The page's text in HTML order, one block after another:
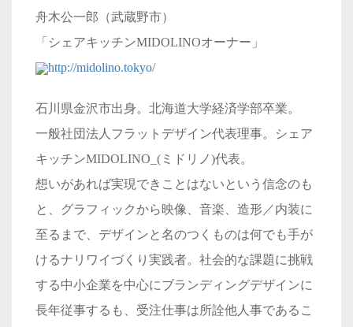
舟木公一郎（武蔵野市）
「シェアキッチンMIDOLINOオーナー」
http://midolino.tokyo/
石川県金沢市出身。北海道大学経済学部卒業。
一般社団法人フラットデザイン代表理事。シェア
キッチンMIDOLINO_(ミドリノ)代表。
想いがあれば実現できことはないという信念のも
と、グラフィックから映像、音楽、造形／内装に
至るまで、デザインと名のつくものは何でも手が
けるナリワイづくり実践者。社会的な課題に挑戦
する中小企業を中心にブランディングデザインに
長年従事するも、受注仕事は所詮他人事であるこ